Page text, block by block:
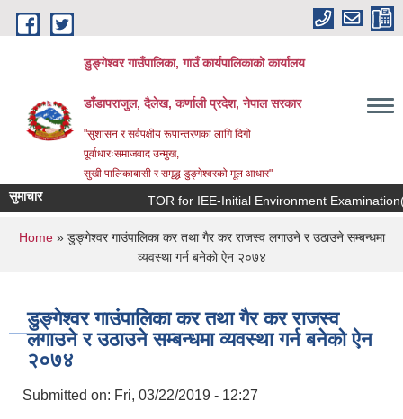
Skip to main content
डुङ्गेश्वर गाउँपालिका, गाउँ कार्यपालिकाको कार्यालय
डाँडापराजुल, दैलेख, कर्णाली प्रदेश, नेपाल सरकार
"सुशासन र सर्वपक्षीय रूपान्तरणका लागि दिगो
पूर्वाधारःसमाजवाद उन्मुख,
सुखी पालिकाबासी र समृद्ध डुङ्गेश्वरको मूल आधार"
सुमाचार TOR for IEE-Initial Environment
You are here
Home» डुङ्गेश्वर गाउंपालिका कर तथा गैर कर राजस्व लगाउने र उठाउने सम्बन्धमा
व्यवस्था गर्न बनेको ऐन २०७४
डुङ्गेश्वर गाउंपालिका कर तथा गैर कर राजस्व
लगाउने र उठाउने सम्बन्धमा व्यवस्था गर्न बनेको ऐन
२०७४
Submitted on: Fri, 03/22/2019 - 12:27